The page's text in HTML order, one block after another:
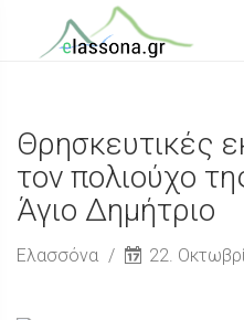
Θρησκευτικές
τον πολιούχο
Άγιο Δημήτριο
Ελασσόνα 22.